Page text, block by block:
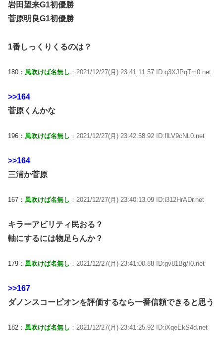
岩田望来G1初優勝
菅原明良G1初優勝
1番しっくりくるのは？
180： 風吹けば名無し ：2021/12/27(月) 23:41:11.57 ID:q3XJPqTm0.net
>>164
菅原くんかな
196： 風吹けば名無し ：2021/12/27(月) 23:42:58.92 ID:flLV9cNL0.net
>>164
三浦か菅原
167： 風吹けば名無し ：2021/12/27(月) 23:40:13.09 ID:i312HrADr.net
キラーアビリティ民おる？
軸にするには物足らんか？
179： 風吹けば名無し ：2021/12/27(月) 23:41:00.88 ID:gv81Bg/I0.net
>>167
ダノンスコーピオンを評価するなら一番信頼できると思う
182： 風吹けば名無し ：2021/12/27(月) 23:41:25.92 ID:iXqeEkS4d.net